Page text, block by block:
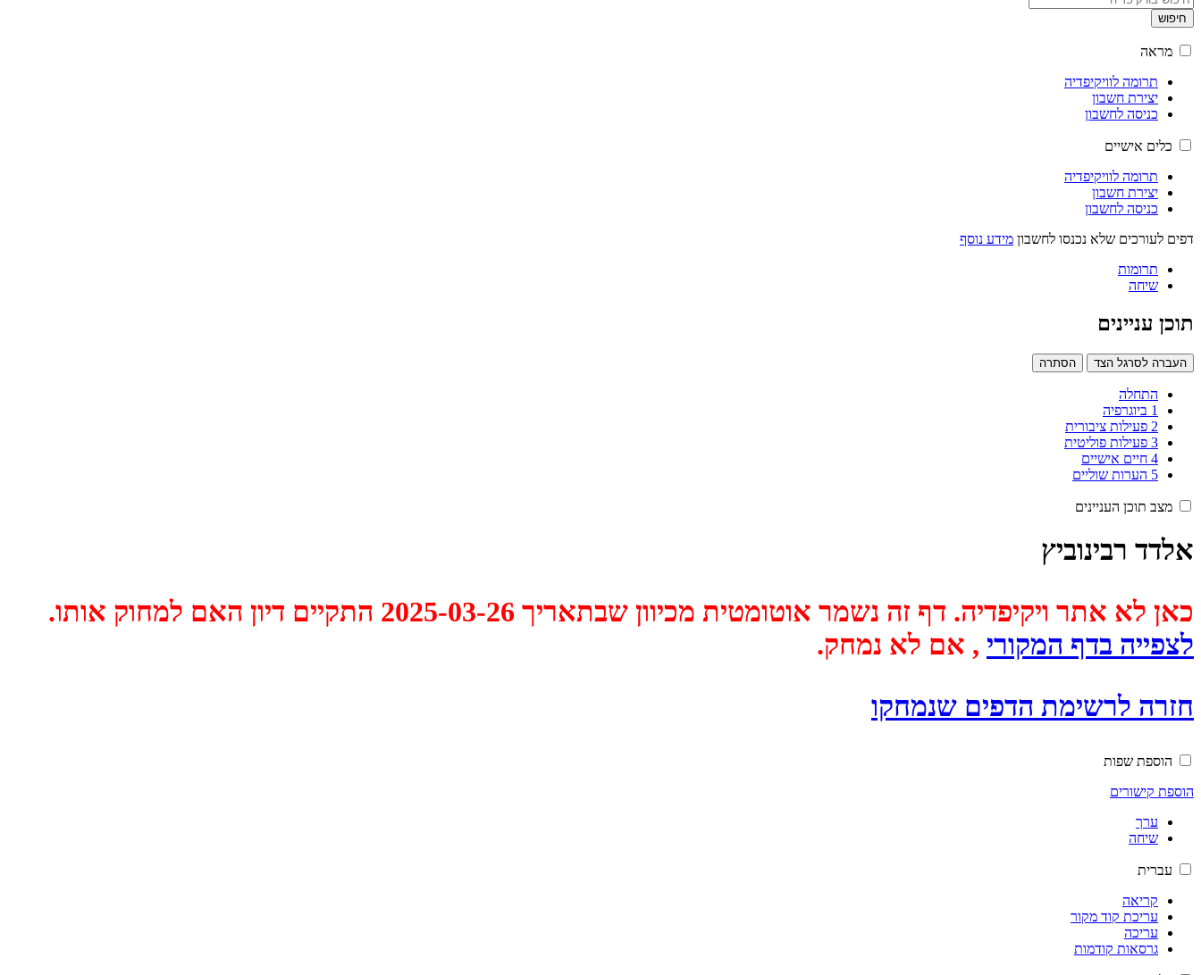
חיפוש
מראה
תרומה לוויקיפדיה
יצירת חשבון
כניסה לחשבון
כלים אישיים
תרומה לוויקיפדיה
יצירת חשבון
כניסה לחשבון
דפים לעורכים שלא נכנסו לחשבון מידע נוסף
תרומות
שיחה
תוכן עניינים
העברה לסרגל הצד הסתרה
התחלה
1 ביוגרפיה
2 פעילות ציבורית
3 פעילות פוליטית
4 חיים אישיים
5 הערות שוליים
מצב תוכן העניינים
אלדד רבינוביץ
כאן לא אתר ויקיפדיה. דף זה נשמר אוטומטית מכיוון שבתאריך 2025-03-26 התקיים דיון האם למחוק אותו.
לצפייה בדף המקורי , אם לא נמחק.
חזרה לרשימת הדפים שנמחקו
הוספת שפות
הוספת קישורים
ערך
שיחה
עברית
קריאה
עריכת קוד מקור
עריכה
גרסאות קודמות